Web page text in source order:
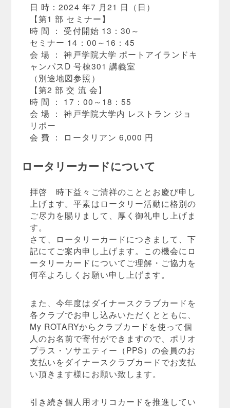
日 時：2024 年7 月21 日（日）
【第1 部 セミナー】
時 間 ： 受付開始 13：30～
セミナー 14：00～16：45
会 場 ： 神戸学院大学 ポートアイランドキ
ャンパスD 号棟301 講義室
（別途地図参照）
【第2 部 交 流 会】
時 間 ： 17：00～18：55
会 場 ： 神戸学院大学内 レストラン ジョ
リポー
会 費 ： ロータリアン 6,000 円
ロータリーカードについて
拝啓 時下益々ご清祥のこととお慶び申し
上げます。平素はロータリー活動に格別の
ご尽力を賜りまして、厚く御礼申し上げま
す。
さて、ロータリーカードにつきまして、下
記にてご案内申し上げます。この機会にロ
ータリーカードについてご理解・ご協力を
何卒よろしくお願い申し上げます。
また、今年度はダイナースクラブカードを
各クラブでお申し込みいただくとともに、
My ROTARYからクラブカードを使って個
人のお名前で寄付ができますので、ポリオ
プラス・ソサエティー（PPS）の会員のお
支払いをダイナースクラブカードでお支払
い頂きます様にお願い致します。
引き続き個人用オリコカードを推進してい